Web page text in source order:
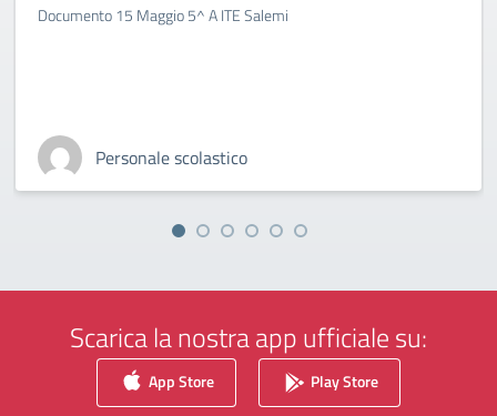
Documento 15 Maggio 5^ A ITE Salemi
Personale scolastico
Scarica la nostra app ufficiale su:
App Store Play Store